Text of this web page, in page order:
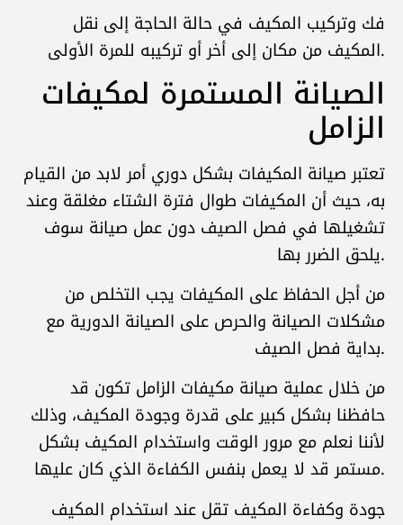
فك وتركيب المكيف في حالة الحاجة إلى نقل
المكيف من مكان إلى أخر أو تركيبه للمرة الأولى.
الصيانة المستمرة لمكيفات
الزامل
تعتبر صيانة المكيفات بشكل دوري أمر لابد من القيام
به، حيث أن المكيفات طوال فترة الشتاء مغلقة وعند
تشغيلها في فصل الصيف دون عمل صيانة سوف
يلحق الضرر بها.
من أجل الحفاظ على المكيفات يجب التخلص من
مشكلات الصيانة والحرص على الصيانة الدورية مع
بداية فصل الصيف.
من خلال عملية صيانة مكيفات الزامل تكون قد
حافظنا بشكل كبير على قدرة وجودة المكيف، وذلك
لأننا نعلم مع مرور الوقت واستخدام المكيف بشكل
مستمر قد لا يعمل بنفس الكفاءة الذي كان عليها.
جودة وكفاءة المكيف تقل عند استخدام المكيف